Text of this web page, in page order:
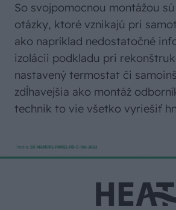
So svojpomocnou montážou
otázky, ktoré vznikajú pri
ako napríklad nedostatočné
izolácii podkladu pri
nastavený termostat či
zdĺhavejšia ako montáž
technik to vie všetko vyriešiť